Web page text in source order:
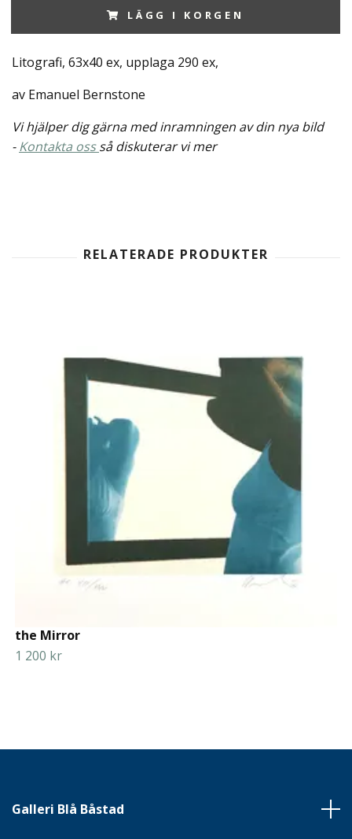
LÄGG I KORGEN
Litografi, 63x40 ex, upplaga 290 ex,
av Emanuel Bernstone
Vi hjälper dig gärna med inramningen av din nya bild
-Kontakta ossså diskuterar vi mer
the Mirror
1 200 kr
Galleri Blå Båstad